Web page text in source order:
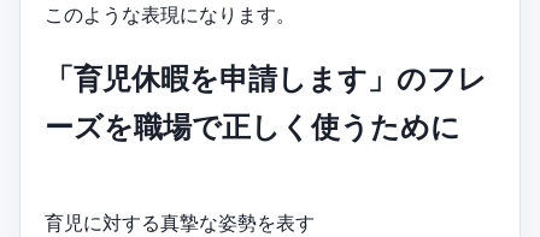
このような表現になります。
「育児休暇を申請します」のフレ
ーズを職場で正しく使うために
育児に対する真摯な姿勢を表す